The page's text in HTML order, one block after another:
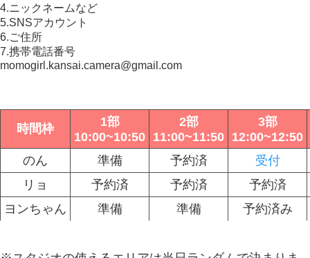
4.ニックネームなど
5.SNSアカウント
6.ご住所
7.携帯電話番号
momogirl.kansai.camera@gmail.com
時間枠
1部
10:00~10:50
2部
11:00~11:50
3部
12:00~12:50
のん
準備 予約済
受付
リョ
予約済 予約済
予約済
ヨンちゃん
準備 準備 予約済み